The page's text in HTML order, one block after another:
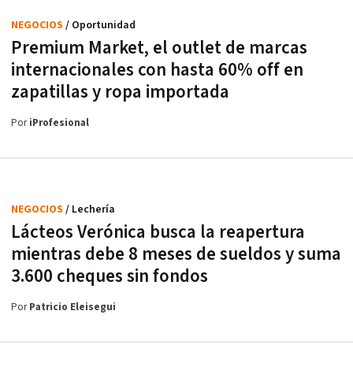
Premium Market, el outlet de marcas
internacionales con hasta 60% off en
zapatillas y ropa importada
NEGOCIOS / Oportunidad
PoriProfesional
Lácteos Verónica busca la reapertura
mientras debe 8 meses de sueldos y suma
3.600 cheques sin fondos
NEGOCIOS / Lechería
PorPatricio Eleisegui